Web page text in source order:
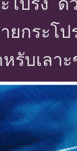
โปรง ด้
ยกระโ
หรับเลา